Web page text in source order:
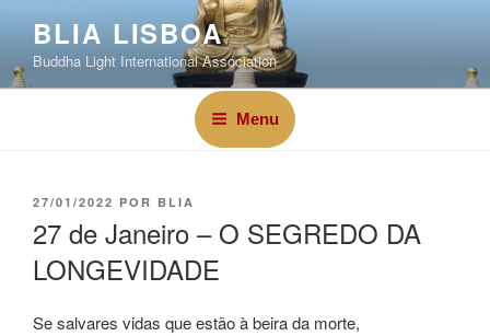
BLIA LISBOA
Buddha Light International Association
Menu
27/01/2022 POR BLIA
27 de Janeiro – O SEGREDO DA
LONGEVIDADE
Se salvares vidas que estão à beira da morte,